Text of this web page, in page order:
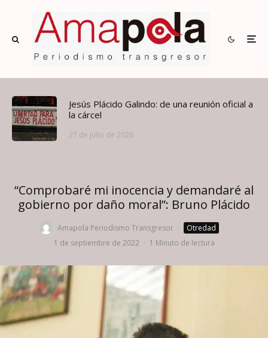
Jesús Plácido Galindo: de una reunión oficial a
la cárcel
27 de julio de 2026
“Comprobaré mi inocencia y demandaré al
gobierno por daño moral”: Bruno Plácido
Amapola Periodismo Transgresor · Otredad
·
1 de septiembre de 2022 · 1 Minuto de lectura